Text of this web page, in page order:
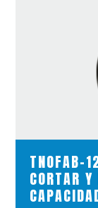
TNOFAB-
CORTAR